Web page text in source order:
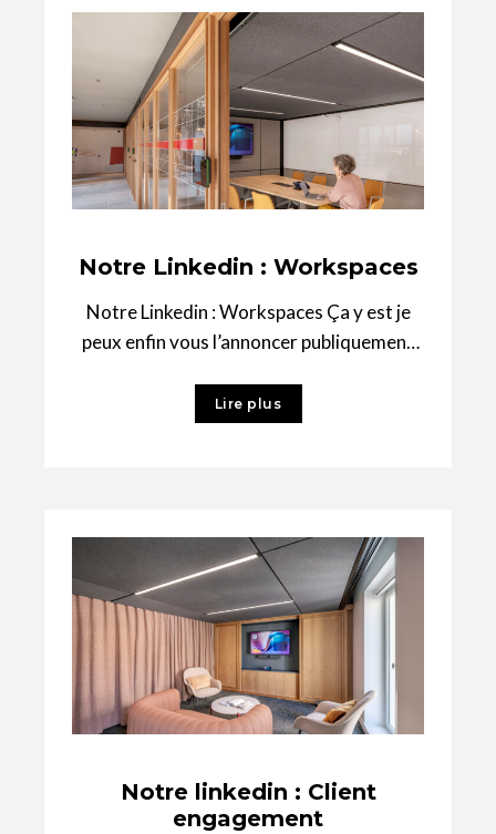
Notre Linkedin : Workspaces
Notre Linkedin : Workspaces Ça y est je
peux enfin vous l’annoncer publiquement
Lire plus
Notre linkedin : Client
engagement